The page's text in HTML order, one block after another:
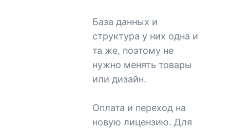
База данных и
структура у них одна и
та же, поэтому не
нужно менять товары
или дизайн.
Оплата и переход на
новую лицензию. Для